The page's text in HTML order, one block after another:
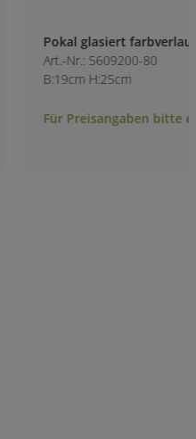
Topf glasiert für
Art.-Nr.: 3700800
B:17.5cm H:14cm
Für